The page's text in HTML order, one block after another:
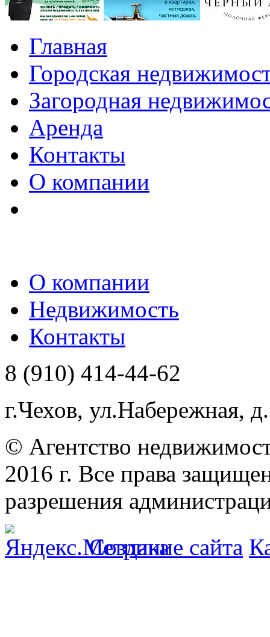
Главная
Городская
Загородная
Аренда
Контакты
О компании
О компании
Недвижимость
Контакты
8 (910) 414-44-62
г.Чехов, ул.Набережная,
© Агентство
2016 г. Все права
разрешения
Создание сайта